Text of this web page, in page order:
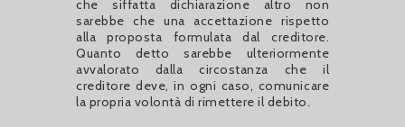
che siffatta dichiarazione altro non
sarebbe che una accettazione rispetto
alla proposta formulata dal creditore.
Quanto detto sarebbe ulteriormente
avvalorato dalla circostanza che il
creditore deve, in ogni caso, comunicare
la propria volontà di rimettere il debito.